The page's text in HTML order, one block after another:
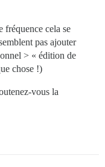
fréquence cela se
pas ajouter
> « édition de
chose !)
vous la